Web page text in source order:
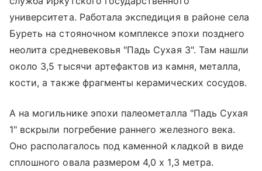
университета. Работала экспедиция в районе села
Буреть на стояночном комплексе эпохи позднего
неолита средневековья "Падь Сухая 3". Там нашли
около 3,5 тысячи артефактов из камня, металла,
кости, а также фрагменты керамических сосудов.
А на могильнике эпохи палеометалла "Падь Сухая
1" вскрыли погребение раннего железного века.
Оно располагалось под каменной кладкой в виде
сплошного овала размером 4,0 х 1,3 метра.